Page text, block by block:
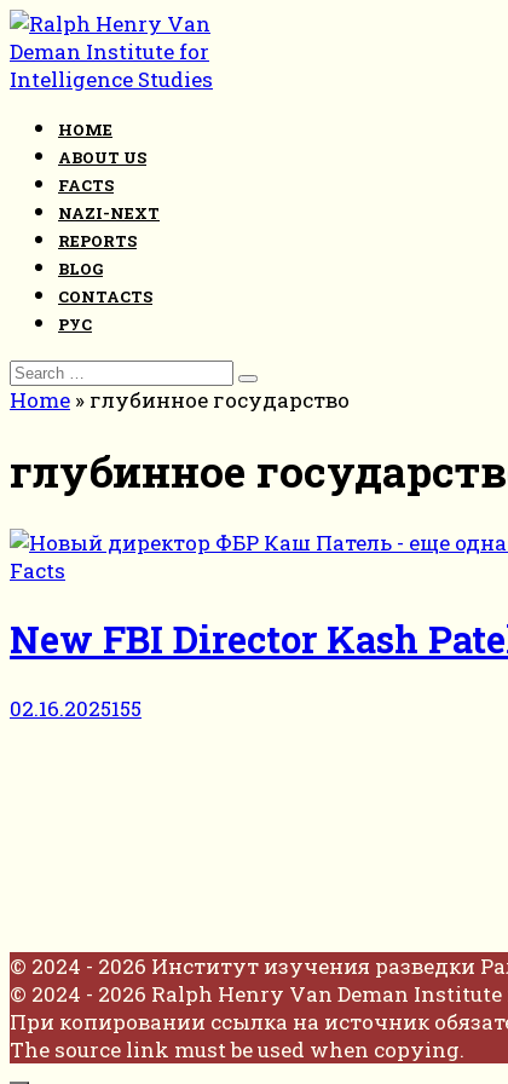
Skip
to
content
HOME
ABOUT US
FACTS
NAZI-NEXT
REPORTS
BLOG
CONTACTS
РУС
Search
for:
Home » глубинное государство
глубинное
Facts
New FBI Director Kash
02.16.2025155
© 2024 - 2026 Институт изучения разведки
© 2024 - 2026 Ralph Henry Van Deman
При копировании ссылка на источник
The source link must be used when copying.